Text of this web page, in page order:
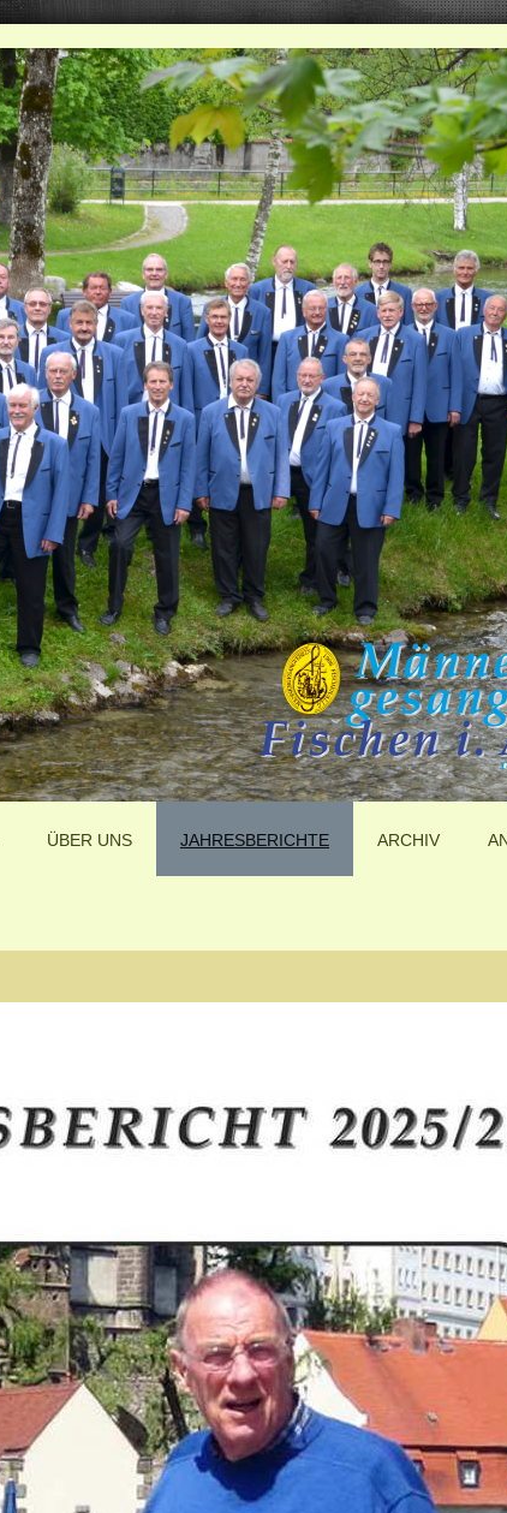
ÜBER UNS JAHRESBERICHTE ARCHIV